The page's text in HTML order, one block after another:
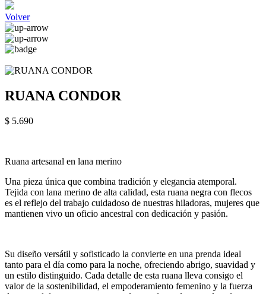
Volver
RUANA CONDOR
$ 5.690
Ruana artesanal en lana merino
Una pieza única que combina tradición y elegancia atemporal.
Tejida con lana merino de alta calidad, esta ruana negra con flecos
es el reflejo del trabajo cuidadoso de nuestras hiladoras, mujeres que
mantienen vivo un oficio ancestral con dedicación y pasión.
Su diseño versátil y sofisticado la convierte en una prenda ideal
tanto para el día como para la noche, ofreciendo abrigo, suavidad y
un estilo distinguido. Cada detalle de esta ruana lleva consigo el
valor de la sostenibilidad, el empoderamiento femenino y la fuerza